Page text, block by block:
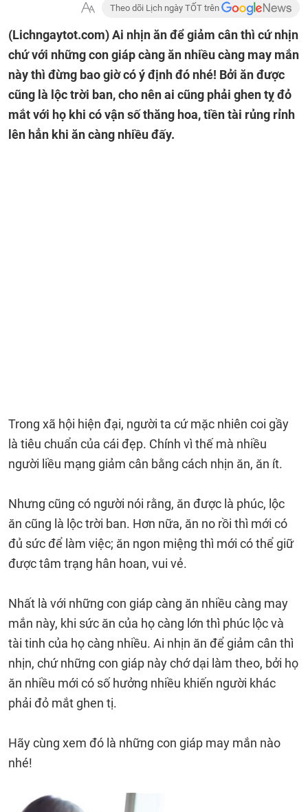
Theo dõi Lịch ngày TỐT trên
(Lichngaytot.com)Ai nhịn ăn để giảm cân thì cứ nhịn
chứ với những con giáp càng ăn nhiều càng may mắn
này thì đừng bao giờ có ý định đó nhé! Bởi ăn được
cũng là lộc trời ban, cho nên ai cũng phải ghen tỵ đỏ
mắt với họ khi có vận số thăng hoa, tiền tài rủng rỉnh
lên hẳn khi ăn càng nhiều đấy.
Trong xã hội hiện đại, người ta cứ mặc nhiên coi gầy
là tiêu chuẩn của cái đẹp. Chính vì thế mà nhiều
người liều mạng giảm cân bằng cách nhịn ăn, ăn ít.
Nhưng cũng có người nói rằng, ăn được là phúc, lộc
ăn cũng là lộc trời ban. Hơn nữa, ăn no rồi thì mới có
đủ sức để làm việc; ăn ngon miệng thì mới có thể giữ
được tâm trạng hân hoan, vui vẻ.
Nhất là với những con giáp càng ăn nhiều càng may
mắn này, khi sức ăn của họ càng lớn thì phúc lộc và
tài tinh của họ càng nhiều. Ai nhịn ăn để giảm cân thì
nhịn, chứ những con giáp này chớ dại làm theo, bởi họ
ăn nhiều mới có số hưởng nhiều khiến người khác
phải đỏ mắt ghen tị.
Hãy cùng xem đó là những con giáp may mắn nào
nhé!